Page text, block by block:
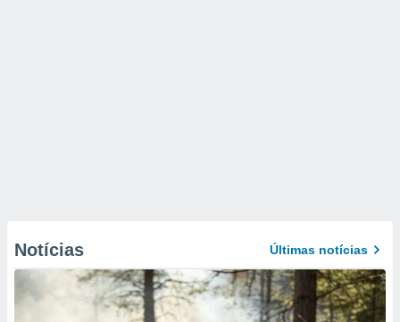
Notícias Últimas notícias